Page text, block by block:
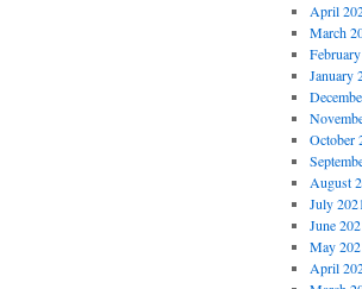
April
March
January
October
August
July 2021
June
May
April